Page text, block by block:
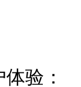
验：